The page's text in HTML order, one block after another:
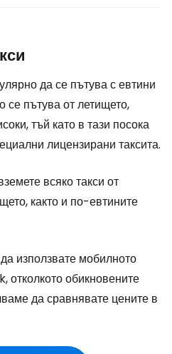
да се пътува с евтини
се пътува от летището,
тъй като в тази посока
лицензирани таксита.
всяко такси от
както и по-евтините
използвате мобилното
обикновените
да сравнявате цените в